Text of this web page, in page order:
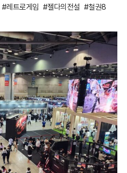
#레트로게임 #젤다의전설 #철권8